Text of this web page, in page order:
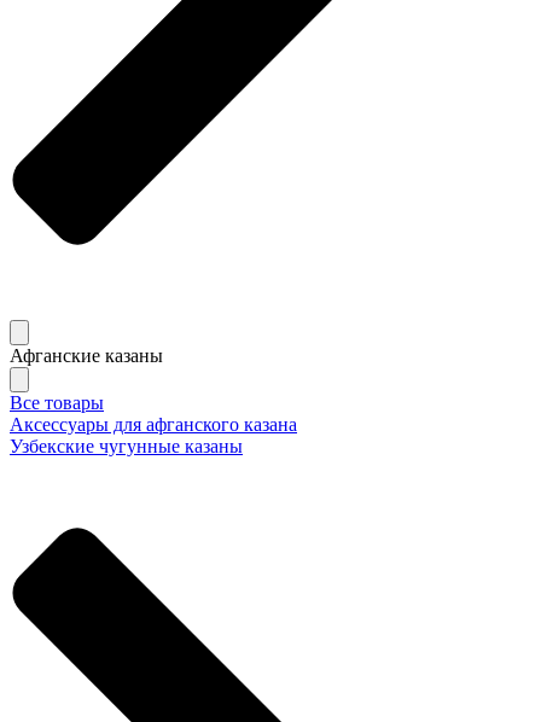
Афганские казаны
Все товары
Аксессуары для афганского казана
Узбекские чугунные казаны